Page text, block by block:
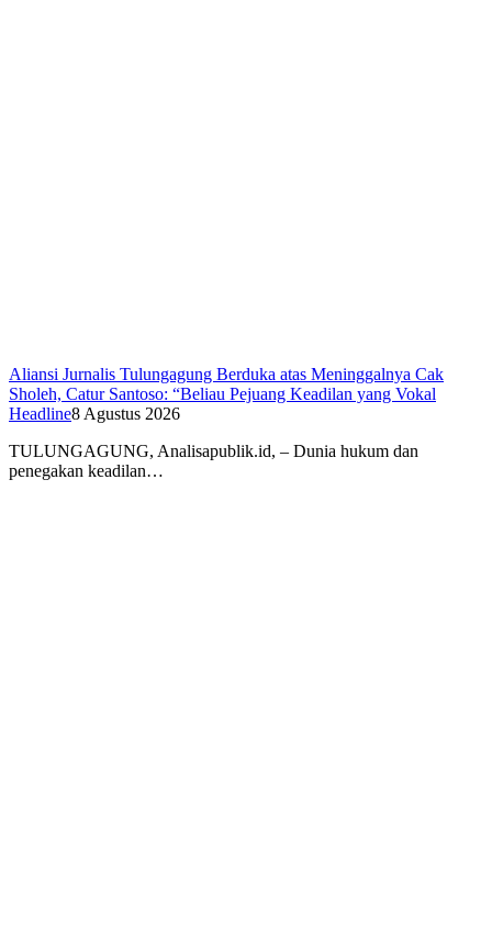
Aliansi Jurnalis Tulungagung Berduka atas Meninggalnya Cak
Sholeh, Catur Santoso: “Beliau Pejuang Keadilan yang Vokal
Headline8 Agustus 2026
​TULUNGAGUNG, Analisapublik.id, – Dunia hukum dan
penegakan keadilan…